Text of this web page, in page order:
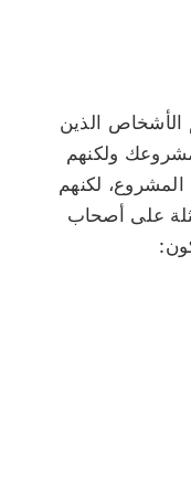
الأشخاص الذين
ولكنهم
لكنهم
على أصحاب